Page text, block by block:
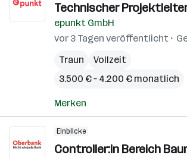
Technischer
epunkt GmbH
vor 3 Tagen veröffentlicht
Traun
Vollzeit
3.500 € – 4.200 € monatlich
Merken
Einblicke
Controller:in Bereich